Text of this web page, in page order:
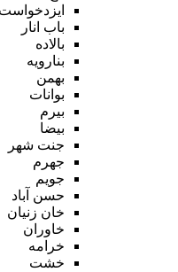
ایزدخواست
باب انار
بالاده
بنارویه
بهمن
بوانات
بیرم
بیضا
جنت شهر
جهرم
جویم
حسن آباد
خان زنیان
خاوران
خرامه
خشت